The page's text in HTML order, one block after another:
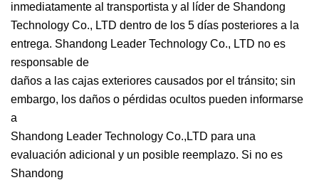
inmediatamente al transportista y al líder de Shandong
Technology Co., LTD dentro de los 5 días posteriores a la
entrega. Shandong Leader Technology Co., LTD no es
responsable de
daños a las cajas exteriores causados ​​por el tránsito; sin
embargo, los daños o pérdidas ocultos pueden informarse
a
Shandong Leader Technology Co.,LTD para una
evaluación adicional y un posible reemplazo. Si no es
Shandong